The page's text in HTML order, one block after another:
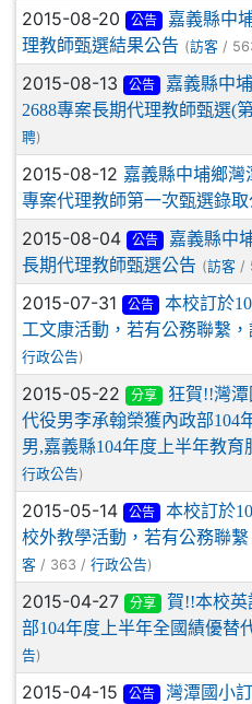
2015-08-20 公告
嘉義縣中
理教師甄選結果公告 (訪客 /
2015-08-13 公告
嘉義縣中
2688專案長期代理教師甄選(
聘)
2015-08-12 嘉義縣中埔鄉灣
專案代理教師第一次甄選錄取
2015-08-04 公告
嘉義縣中
長期代理教師甄選公告 (訪客 /
2015-07-31 公告
本校訂於
工文康活動，若有公務聯繫，
行政公告)
2015-05-22 分享
狂賀!!灣
代役男李承翰榮獲內政部104
男,嘉義縣104年度上半年教育
行政公告)
2015-05-14 公告
本校訂於
校外教學活動，若有公務聯
客 / 363 / 行政公告)
2015-04-27 分享
賀!!本校英
部104年度上半年全國績優替
告)
2015-04-15 公告
灣潭國小